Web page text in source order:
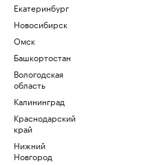
Екатеринбург
Новосибирск
Омск
Башкортостан
Вологодская
область
Калининград
Краснодарский
край
Нижний
Новгород